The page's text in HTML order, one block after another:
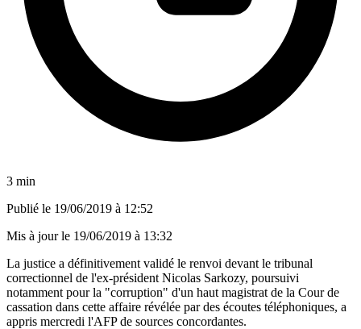
3 min
Publié le 19/06/2019 à 12:52
Mis à jour le 19/06/2019 à 13:32
La justice a définitivement validé le renvoi devant le tribunal
correctionnel de l'ex-président Nicolas Sarkozy, poursuivi
notamment pour la "corruption" d'un haut magistrat de la Cour de
cassation dans cette affaire révélée par des écoutes téléphoniques, a
appris mercredi l'AFP de sources concordantes.